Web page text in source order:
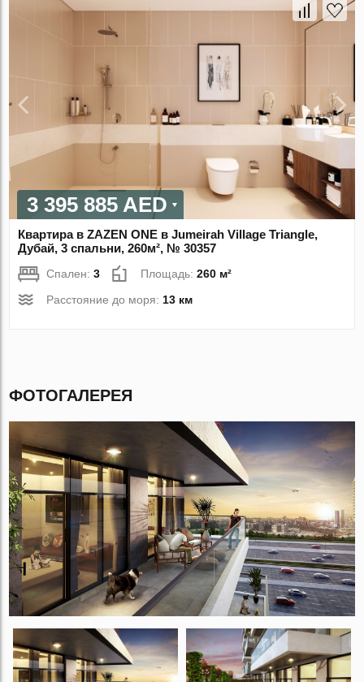
3 395 885 AED
Квартира в ZAZEN ONE в Jumeirah Village Triangle,
Дубай, 3 спальни, 260м², № 30357
Спален:3 Площадь:260 м²
Расстояние до моря: 13 км
ФОТОГАЛЕРЕЯ